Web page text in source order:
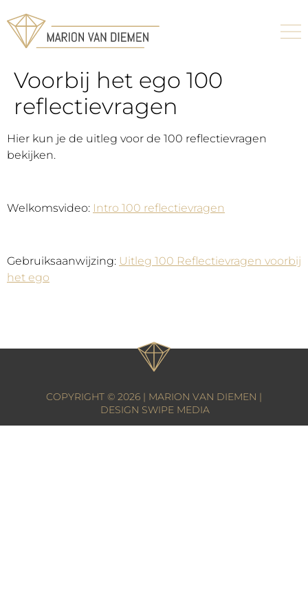
Voorbij het ego 100
reflectievragen
Hier kun je de uitleg voor de 100 reflectievragen
bekijken.
Welkomsvideo: Intro 100 reflectievragen
Gebruiksaanwijzing: Uitleg 100 Reflectievragen voorbij
het ego
COPYRIGHT © 2026 | MARION VAN DIEMEN
DESIGN SWIPE MEDIA